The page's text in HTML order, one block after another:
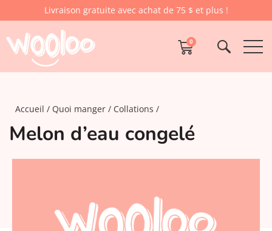
Livraison gratuite avec achat de 75 $ et plus !
0
Accueil Quoi manger Collations
Melon d’eau congelé